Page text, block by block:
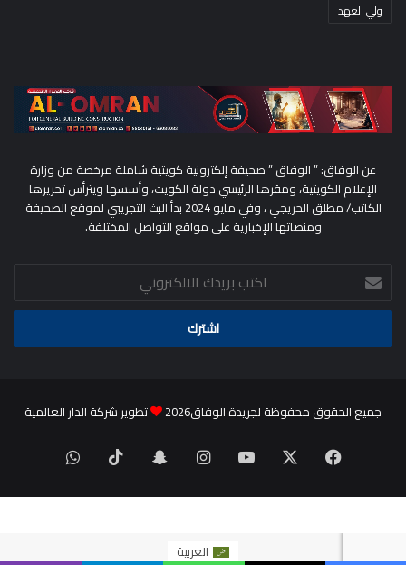
ولي العهد
عن الوفاق: ” الوفاق ” صحيفة إلكترونية كويتية شاملة مرخصة من وزارة
الإعلام الكويتية، ومقرها الرئيسي دولة الكويت، وأسسها ويترأس تحريرها
الكاتب/ مطلق الحريجي ، وفي مايو 2024 بدأ البث التجريبي لموقع الصحيفة
ومنصاتها الإخبارية على مواقع التواصل المختلفة.
اكتب
بريدك
الالكتروني
جميع الحقوق محفوظة لجريدة الوفاق2026 تطوير شركة الدار العالمية
فيسبوك ‫YouTubeانستقرامسناب
تشات
‫TikTokواتساب
العربية